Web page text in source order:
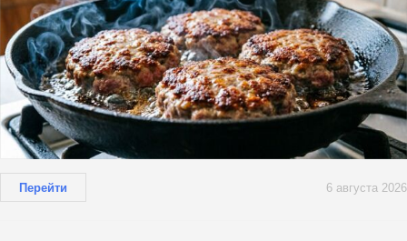
Перейти 6 августа 2026